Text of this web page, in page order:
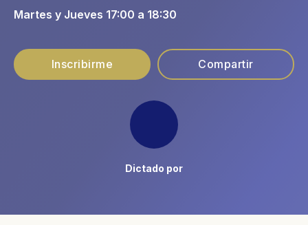
Martes y Jueves 17:00 a 18:30
Inscribirme Compartir
Dictado por